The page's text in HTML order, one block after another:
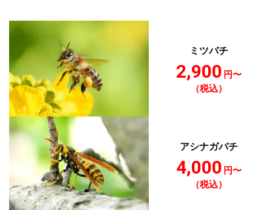
ミツバチ
2,900 円〜
（税込）
アシナガバチ
4,000 円〜
（税込）